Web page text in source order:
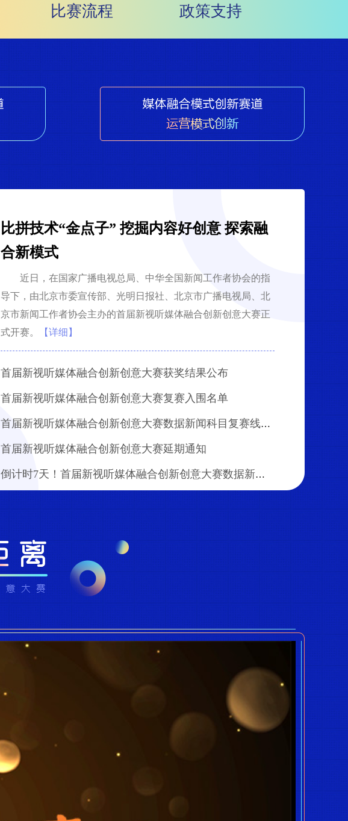
比赛流程 政策支持
比拼技术“金点子” 挖掘内容好创意 探索融
合新模式
近日，在国家广播电视总局、中华全国新闻工作者协会的指
导下，由北京市委宣传部、光明日报社、北京市广播电视局、北
京市新闻工作者协会主办的首届新视听媒体融合创新创意大赛正
式开赛。
【详细】
首届新视听媒体融合创新创意大赛获奖结果公布
首届新视听媒体融合创新创意大赛复赛入围名单
首届新视听媒体融合创新创意大赛数据新闻科目复赛线上投票通道开启
首届新视听媒体融合创新创意大赛延期通知
倒计时7天！首届新视听媒体融合创新创意大赛数据新闻科目提交即将截止